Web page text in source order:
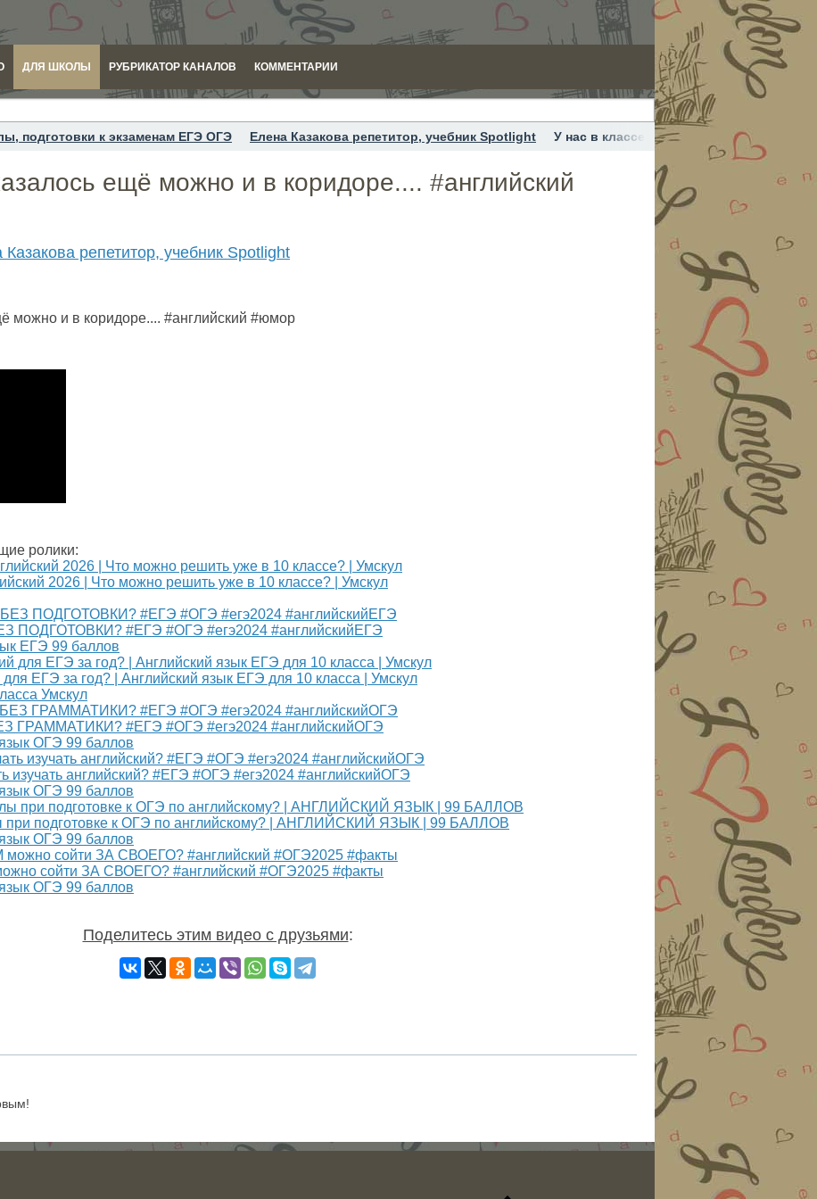
ДЛЯ ШКОЛЫ РУБРИКАТОР КАНАЛОВ КОММЕНТАРИИ
подготовки к экзаменам ЕГЭ ОГЭ Елена Казакова репетитор, учебник Spotlight У нас в классе оказалось ещё можно и
ещё можно и в коридоре.... #английский
Казакова репетитор, учебник Spotlight
ролики:
2026 | Что можно решить уже в 10 классе? | Умскул
ПОДГОТОВКИ? #ЕГЭ #ОГЭ #егэ2024 #английскийЕГЭ
ЕГЭ 99 баллов
ЕГЭ за год? | Английский язык ЕГЭ для 10 класса | Умскул
Умскул
ГРАММАТИКИ? #ЕГЭ #ОГЭ #егэ2024 #английскийОГЭ
язык ОГЭ 99 баллов
изучать английский? #ЕГЭ #ОГЭ #егэ2024 #английскийОГЭ
язык ОГЭ 99 баллов
при подготовке к ОГЭ по английскому? | АНГЛИЙСКИЙ ЯЗЫК | 99 БАЛЛОВ
язык ОГЭ 99 баллов
сойти ЗА СВОЕГО? #английский #ОГЭ2025 #факты
язык ОГЭ 99 баллов
Поделитесь этим видео с друзьями: